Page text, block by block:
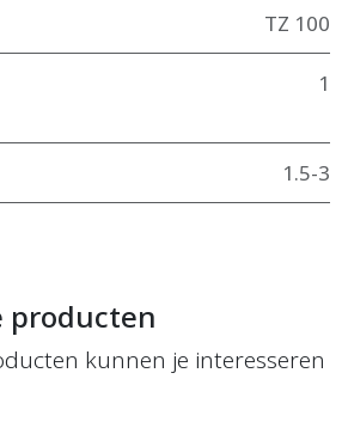
TZ 100
1
1.5-3
kunnen je interesseren